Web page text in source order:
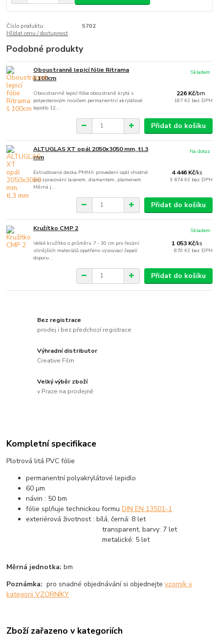
Číslo produktu:
5702
Hlídat cenu / dostupnost
Podobné produkty
Oboustranně lepicí fólie Ritrama
š.100cm
Oboustranně lepicí fólie oboustraně krytá s
polyesterovým nosičem permanentní akrylátové
lepidlo 12...
226 Kč/bm
187 Kč bez DPH
Skladem
Přidat do košíku
ALTUGLAS XT opál 2050x3050 mm, tl.3
mm
Extrudovaná deska PMMA provedení opál vhodné
pro zpracování laserem, diamantem, plamenem
Měrná j...
4 446 Kč/ks
3 674 Kč bez DPH
Na dotaz
Přidat do košíku
Kružítko CMP 2
Velké kružítko o průměru 7 - 30 cm pro řezání
silnějších materiálů opatřeno vysouvací čepelí
doporu...
1 053 Kč/ks
870 Kč bez DPH
Skladem
Přidat do košíku
Bez registrace
prodej i bez předchozí registrace
Výhradní distributor
Creative Film
Velký výběr zboží
v Praze na prodejně
Kompletní specifikace
Plotrová litá PVC fólie
permanentní polyakrylátové lepidlo
60 µm
návin : 50 bm
fólie splňuje technickou formuDIN EN 13501-1
exteriérová životnost : bílá, černá: 8 let
transparent, barvy: 7 let
metalické: 5 let
Měrná jednotka: bm
Poznámka: pro snadné objednávání si objednejtevzorník v
kategorii VZORNÍKY
Zboží zařazeno v kategoriích